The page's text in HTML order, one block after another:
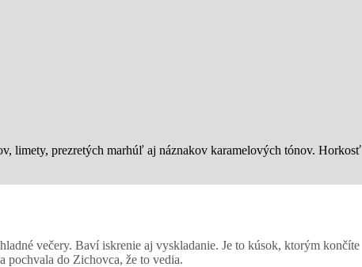
limety, prezretých marhúľ aj náznakov karamelových tónov. Horkosť
večery. Baví iskrenie aj vyskladanie. Je to kúsok, ktorým končíte
pochvala do Zichovca, že to vedia.